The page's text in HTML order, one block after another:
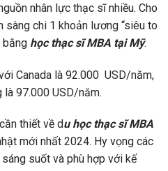
nhân lực thạc sĩ nhiều. Cho
chi 1 khoản lương “siêu to
bằng học thạc sĩ MBA tại Mỹ.
Canada là 92.000 USD/năm,
97.000 USD/năm.
thiết về du học thạc sĩ MBA
mới nhất 2024. Hy vọng các
suốt và phù hợp với kế